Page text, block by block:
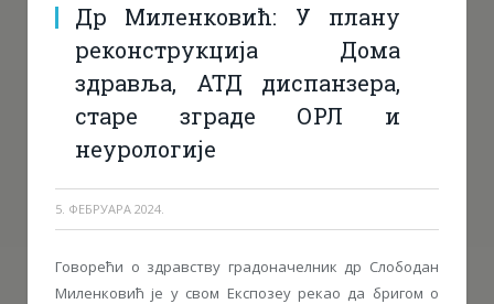
Др Миленковић: У плану
реконструкција Дома
здравља, АТД диспанзера,
старе зграде ОРЛ и
неурологије
5. ФЕБРУАРА 2024.
Говорећи о здравству градоначелник др Слободан
Миленковић је у свом Експозеу рекао да бригом о